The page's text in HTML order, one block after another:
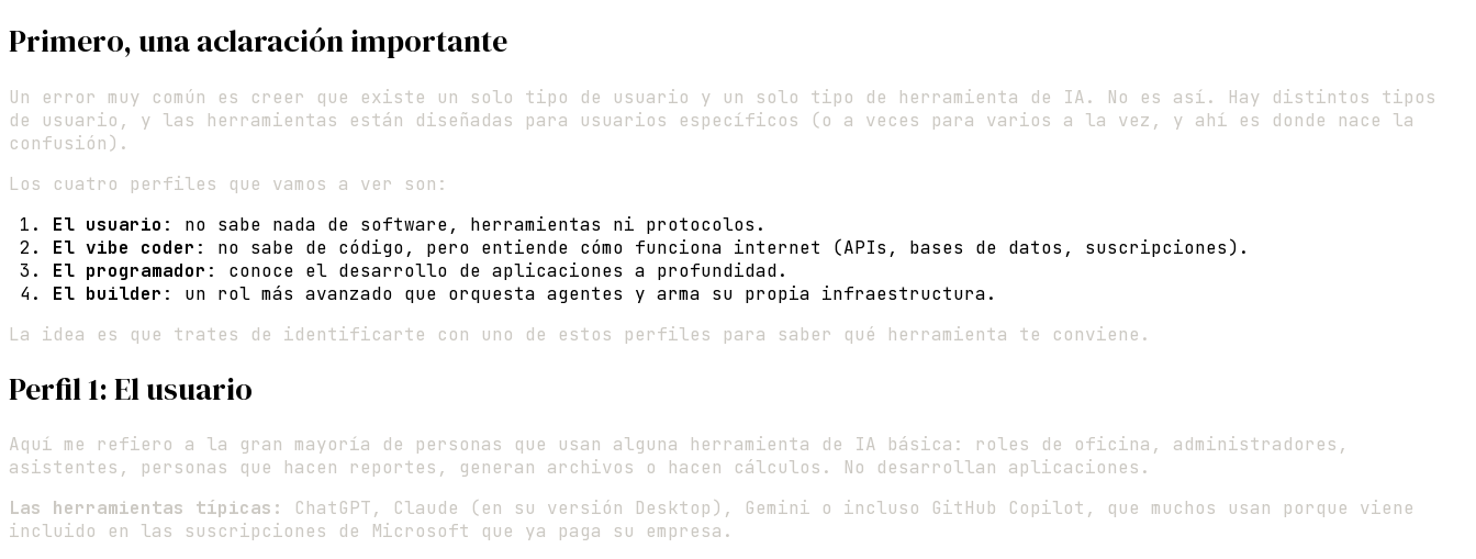
Primero, una aclaración importante
Un error muy común es creer que existe un solo tipo de usuario y un solo tipo de herramienta de IA. No es así. Hay distintos tipos
de usuario, y las herramientas están diseñadas para usuarios específicos (o a veces para varios a la vez, y ahí es donde nace la
confusión).
Los cuatro perfiles que vamos a ver son:
El usuario : no sabe nada de software, herramientas ni protocolos.
El vibe coder : no sabe de código, pero entiende cómo funciona internet (APIs, bases de datos, suscripciones).
El programador : conoce el desarrollo de aplicaciones a profundidad.
El builder : un rol más avanzado que orquesta agentes y arma su propia infraestructura.
La idea es que trates de identificarte con uno de estos perfiles para saber qué herramienta te conviene.
Perfil 1: El usuario
Aquí me refiero a la gran mayoría de personas que usan alguna herramienta de IA básica: roles de oficina, administradores,
asistentes, personas que hacen reportes, generan archivos o hacen cálculos. No desarrollan aplicaciones.
Las herramientas típicas:
ChatGPT, Claude (en su versión Desktop), Gemini o incluso GitHub Copilot, que muchos usan porque viene
incluido en las suscripciones de Microsoft que ya paga su empresa.